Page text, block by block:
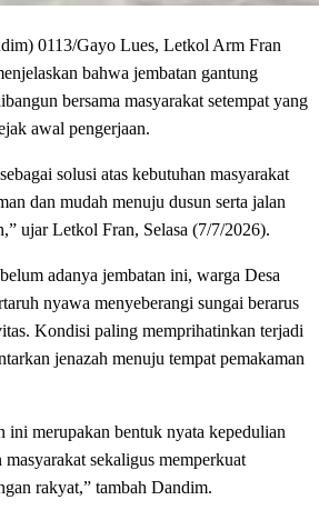
0113/Gayo Lues, Letkol Arm Fran
bahwa jembatan gantung
bersama masyarakat setempat yang
awal pengerjaan.
solusi atas kebutuhan masyarakat
dan mudah menuju dusun serta jalan
ujar Letkol Fran, Selasa (7/7/2026).
adanya jembatan ini, warga Desa
nyawa menyeberangi sungai berarus
Kondisi paling memprihatinkan terjadi
jenazah menuju tempat pemakaman
ini merupakan bentuk nyata kepedulian
sekaligus memperkuat
rakyat,” tambah Dandim.